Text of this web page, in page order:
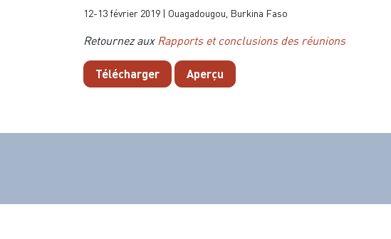
12-13 février 2019 | Ouagadougou, Burkina Faso
Retournez aux Rapports et conclusions des réunions
Télécharger Aperçu